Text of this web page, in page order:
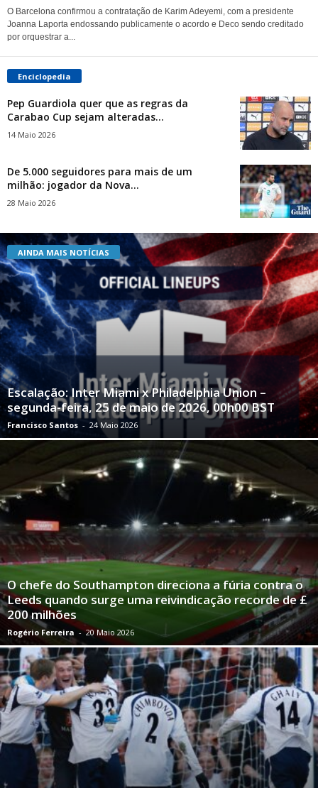
O Barcelona confirmou a contratação de Karim Adeyemi, com a presidente
Joanna Laporta endossando publicamente o acordo e Deco sendo creditado
por orquestrar a...
Enciclopedia
Pep Guardiola quer que as regras da
Carabao Cup sejam alteradas...
14 Maio 2026
De 5.000 seguidores para mais de um
milhão: jogador da Nova...
28 Maio 2026
AINDA MAIS NOTÍCIAS
Escalação: Inter Miami x Philadelphia Union –
segunda-feira, 25 de maio de 2026, 00h00 BST
Francisco Santos - 24 Maio 2026
O chefe do Southampton direciona a fúria contra o
Leeds quando surge uma reivindicação recorde de £
200 milhões
Rogério Ferreira - 20 Maio 2026